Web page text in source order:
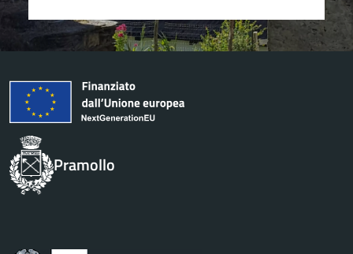
Pramollo